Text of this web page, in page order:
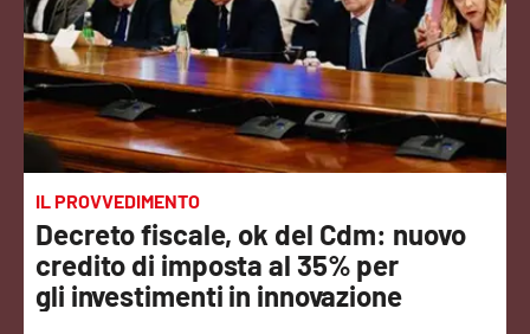
Sanità
Sport
Cultura
Podcast
Meteo
Editoriali
IL PROVVEDIMENTO
Decreto fiscale, ok del Cdm: nuovo
credito di imposta al 35% per
gli investimenti in innovazione